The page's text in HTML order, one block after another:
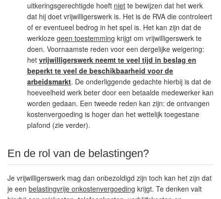
uitkeringsgerechtigde hoeft niet te bewijzen dat het werk
dat hij doet vrijwilligerswerk is. Het is de RVA die controleert
of er eventueel bedrog in het spel is. Het kan zijn dat de
werkloze geen toestemming krijgt om vrijwilligerswerk te
doen. Voornaamste reden voor een dergelijke weigering:
het vrijwilligerswerk neemt te veel tijd in beslag en
beperkt te veel de beschikbaarheid voor de
arbeidsmarkt. De onderliggende gedachte hierbij is dat de
hoeveelheid werk beter door een betaalde medewerker kan
worden gedaan. Een tweede reden kan zijn: de ontvangen
kostenvergoeding is hoger dan het wettelijk toegestane
plafond (zie verder).
En de rol van de belastingen?
Je vrijwilligerswerk mag dan onbezoldigd zijn toch kan het zijn dat
je een belastingvrije onkostenvergoeding krijgt. Te denken valt